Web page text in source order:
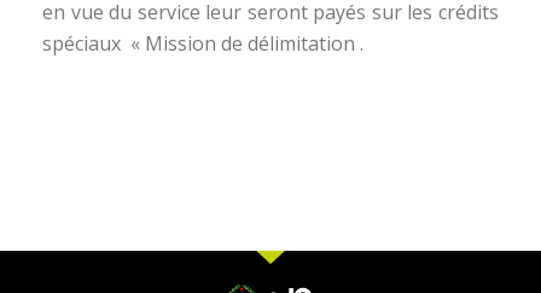
en vue du service leur seront payés sur les crédits
spéciaux « Mission de délimitation .